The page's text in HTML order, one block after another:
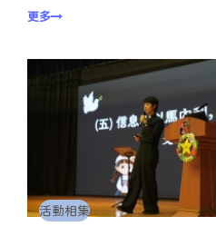
更多
活動相集